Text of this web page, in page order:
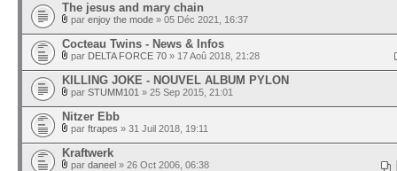
The jesus and mary chain
par enjoy the mode » 05 Déc 2021, 16:37
Cocteau Twins - News & Infos
par DELTA FORCE 70 » 17 Aoû 2018, 21:28
KILLING JOKE - NOUVEL ALBUM PYLON
par STUMM101 » 25 Sep 2015, 21:01
Nitzer Ebb
par ftrapes » 31 Juil 2018, 19:11
Kraftwerk
par daneel » 26 Oct 2006, 06:38